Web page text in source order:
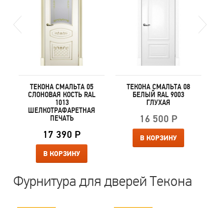
ТЕКОНА СМАЛЬТА 05
СЛОНОВАЯ КОСТЬ RAL
1013
ШЕЛКОТРАФАРЕТНАЯ
ПЕЧАТЬ
17 390 Р
В КОРЗИНУ
ТЕКОНА СМАЛЬТА 08
БЕЛЫЙ RAL 9003
ГЛУХАЯ
16 500 Р
В КОРЗИНУ
Фурнитура для дверей Текона